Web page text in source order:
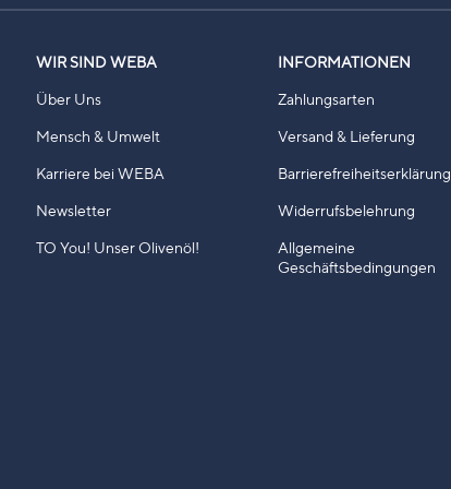
WIR SIND WEBA
Über Uns
Mensch & Umwelt
Karriere bei WEBA
Newsletter
TO You! Unser Olivenöl!
INFORMATIONEN
Zahlungsarten
Versand & Lieferung
Barrierefreiheitserklärung
Widerrufsbelehrung
Allgemeine
Geschäftsbedingungen